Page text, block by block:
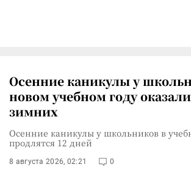
Осенние каникулы у
новом учебном году
зимних
Осенние каникулы у школьников в
продлятся 12 дней
8 августа 2026, 02:21 0